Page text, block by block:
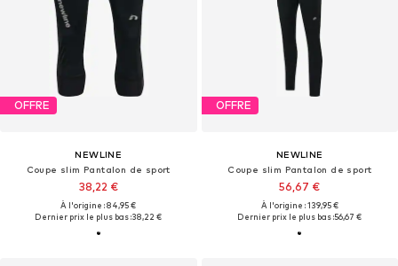
OFFRE
NEWLINE
Coupe slim Pantalon de sport
38,22 €
À l'origine : 84,95 €
Dernier prix le plus bas :38,22 €
OFFRE
NEWLINE
Coupe slim Pantalon de sport
56,67 €
À l'origine : 139,95 €
Dernier prix le plus bas :56,67 €